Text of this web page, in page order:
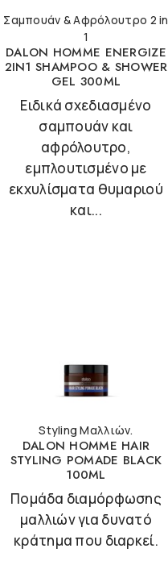
Σαμπουάν & Αφρόλουτρο 2 in
1
DALON HOMME ENERGIZE
2IN1 SHAMPOO & SHOWER
GEL 300ML
Ειδικά σχεδιασμένο
σαμπουάν και
αφρόλουτρο,
εμπλουτισμένο με
εκχυλίσματα θυμαριού
και...
Styling Μαλλιών.
DALON HOMME HAIR
STYLING POMADE BLACK
100ML
Πομάδα διαμόρφωσης
μαλλιών για δυνατό
κράτημα που διαρκεί.